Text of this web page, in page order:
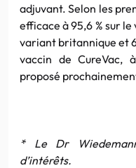
adjuvant. Selon les
efficace à 95,6 % sur le
variant britannique et
vaccin de CureVac,
proposé
* Le Dr
d’intérêts.